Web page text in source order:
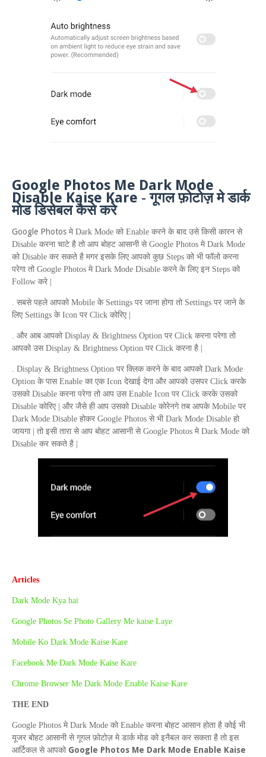
Google P hotos Me Dark Mode
Disable Kaise Kare -गूगल फ़ोटोज़ मे डार्क
मोड डिसेबल कैसे करे
Google Photos मे Dark Mode को Enable करने के बाद उसे किसी कारन से
Disable करना चाटे है तो आप बोहट आसानी से Google Photos मे Dark Mode
को Disable कर सकते है मगर इसके लिए आपको कुछ Steps को भी फॉलो करना
परेगा तो Google Photos मे Dark Mode Disable करने के लिए इन Steps को
Follow करे |
. सबसे पहले आपको Mobile के Settings पर जाना होगा तो Settings पर जाने के
लिए Settings के Icon पर Click कोरिए |
. और आब आपको Display & Brightness Option पर Click करना परेगा तो
आपको उस Display & Brightness Option पर Click करना है |
. Display & Brightness Option पर क्लिक करने के बाद आपको Dark Mode
Option के पास Enable का एक Icon देखाई देगा और आपको उसपर Click करके
उसको Disable करना परेगा तो आप उस Enable Icon पर Click करके उसको
Disable कोरिए | और जैसे ही आप उसको Disable कोरेनगे तब आपके Mobile पर
Dark Mode Disable होकर Google Photos से भी Dark Mode Disable हो
जायगा | तो इसी तारा से आप बोहट आसानी से Google Photos मे Dark Mode को
Disable कर सकते है |
Articles
Dark Mode Kya hai
Google Photos Se Photo Gallery Me kaise Laye
Mobile Ko Dark Mode Kaise Kare
Facebook Me Dark Mode Kaise Kare
Chrome Browser Me Dark Mode Enable Kaise Kare
THE END
Google Photos मे Dark Mode को Enable करना बोहट आसान होता है कोई भी
यूजर बोहट आसानी से गूगल फ़ोटोज़ मे डार्क मोड को इनैबल कर सकता है तो इस
आर्टिकल से आपको Google Photos Me Dark Mode Enable Kaise